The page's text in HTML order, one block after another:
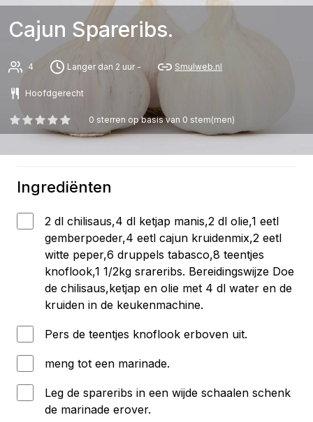
Cajun Spareribs.
4 Langer dan 2 uur - Smulweb.nl
Hoofdgerecht
0 sterren op basis van 0 stem(men)
Ingrediënten
2 dl chilisaus,4 dl ketjap manis,2 dl olie,1 eetl
gemberpoeder,4 eetl cajun kruidenmix,2 eetl
witte peper,6 druppels tabasco,8 teentjes
knoflook,1 1/2kg srareribs. Bereidingswijze Doe
de chilisaus,ketjap en olie met 4 dl water en de
kruiden in de keukenmachine.
Pers de teentjes knoflook erboven uit.
meng tot een marinade.
Leg de spareribs in een wijde schaalen schenk
de marinade erover.